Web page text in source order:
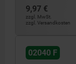
9,97 €
zzgl. MwSt.
zzgl. Versandkosten
02040 F